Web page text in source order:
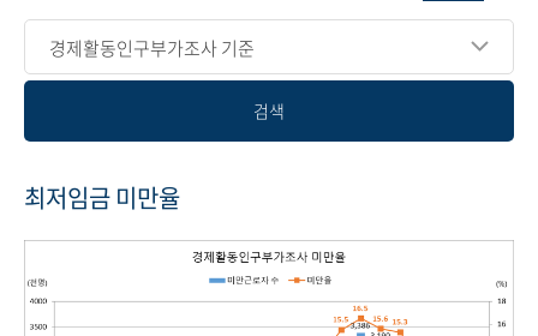
경제활동인구부가조사 기준
검색
최저임금 미만율